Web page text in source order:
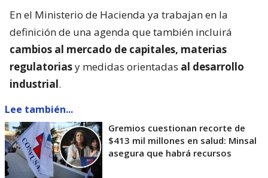
En el Ministerio de Hacienda ya trabajan en la
definición de una agenda que también incluirá
cambios al mercado de capitales, materias
regulatoriasy medidas orientadas al desarrollo
industrial.
Lee también...
Gremios cuestionan recorte de
$413 mil millones en salud: Minsal
asegura que habrá recursos